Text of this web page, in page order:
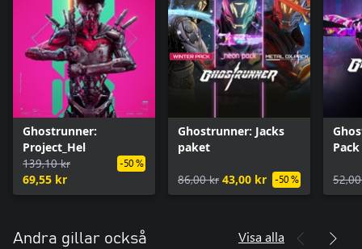
Ghostrunner:
Project_Hel
139,10 kr
69,55 kr
-50 %
Ghostrunner: Jacks
paket
86,00 kr 43,00 kr -50 %
Pack
Andra gillar också Visa alla